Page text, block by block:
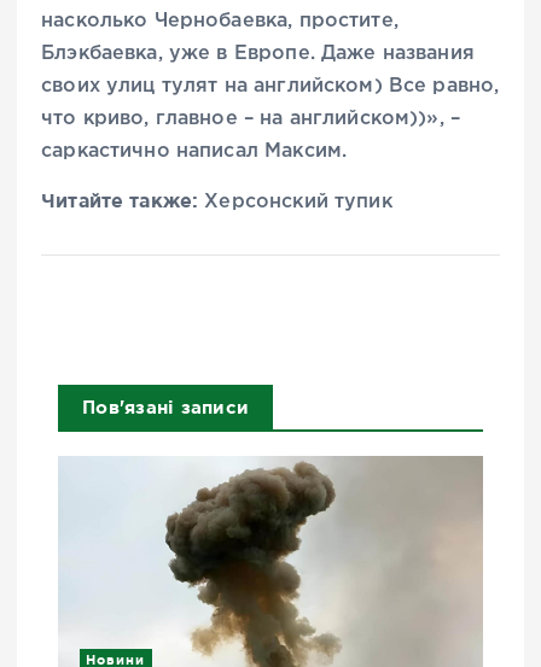
насколько Чернобаевка, простите,
Блэкбаевка, уже в Европе. Даже названия
своих улиц тулят на английском) Все равно,
что криво, главное – на английском))», –
саркастично написал Максим.
Читайте также: Херсонский тупик
Пов'язані записи
Новини